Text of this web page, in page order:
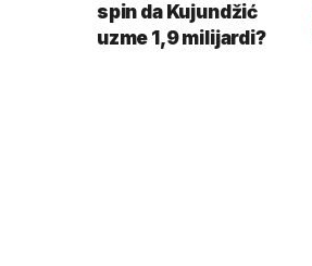
spin da Kujundžić
uzme 1,9 milijardi?